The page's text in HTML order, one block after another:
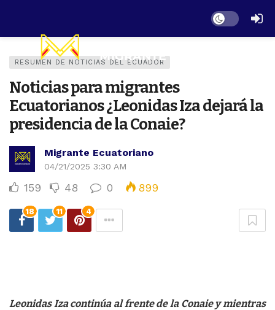
Dark mode
RESUMEN DE NOTICIAS DEL ECUADOR
Noticias para migrantes
Ecuatorianos ¿Leonidas Iza dejará la
presidencia de la Conaie?
Migrante Ecuatoriano
04/21/2025 3:30 AM
159 48 0 899
18 11 4
Leonidas Iza continúa al frente de la Conaie y mientras